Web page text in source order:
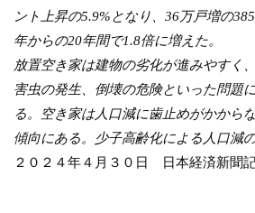
ント上昇の5.9%となり、36万戸増の
年からの20年間で1.8倍に増えた。
放置空き家は建物の劣化が進みやすく
害虫の発生、倒壊の危険といった問題
る。空き家は人口減に歯止めがかから
傾向にある。少子高齢化による人口減
２０２４年４月３０日 日本経済新聞記